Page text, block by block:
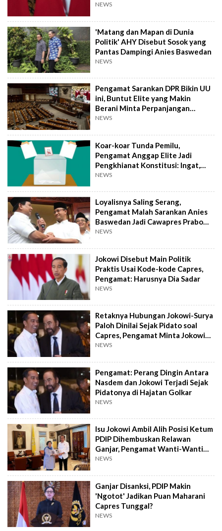
NEWS
'Matang dan Mapan di Dunia
Politik' AHY Disebut Sosok yang
Pantas Dampingi Anies Baswedan
NEWS
Pengamat Sarankan DPR Bikin UU
ini, Buntut Elite yang Makin
Berani Minta Perpanjangan
Periode dan Tunda Pemilu
NEWS
Koar-koar Tunda Pemilu,
Pengamat Anggap Elite Jadi
Pengkhianat Konstitusi: Ingat,
Kita Bukan Komunis!
NEWS
Loyalisnya Saling Serang,
Pengamat Malah Sarankan Anies
Baswedan Jadi Cawapres Prabowo
Subianto
NEWS
Jokowi Disebut Main Politik
Praktis Usai Kode-kode Capres,
Pengamat: Harusnya Dia Sadar
NEWS
Retaknya Hubungan Jokowi-Surya
Paloh Dinilai Sejak Pidato soal
Capres, Pengamat Minta Jokowi
Fokus Urus Negara Saja
NEWS
Pengamat: Perang Dingin Antara
Nasdem dan Jokowi Terjadi Sejak
Pidatonya di Hajatan Golkar
NEWS
Isu Jokowi Ambil Alih Posisi Ketum
PDIP Dihembuskan Relawan
Ganjar, Pengamat Wanti-Wanti
Megawati Waspada
NEWS
Ganjar Disanksi, PDIP Makin
'Ngotot' Jadikan Puan Maharani
Capres Tunggal?
NEWS